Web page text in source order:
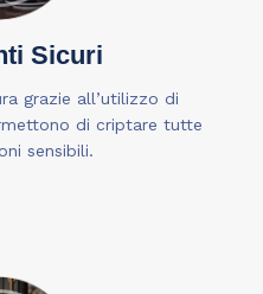
Sicuri
grazie all’utilizzo di
di criptare tutte
sensibili.